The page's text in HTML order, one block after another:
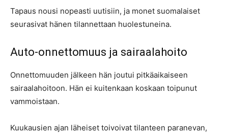
Tapaus nousi nopeasti uutisiin, ja monet suomalaiset
seurasivat hänen tilannettaan huolestuneina.
Auto-onnettomuus ja sairaalahoito
Onnettomuuden jälkeen hän joutui pitkäaikaiseen
sairaalahoitoon. Hän ei kuitenkaan koskaan toipunut
vammoistaan.
Kuukausien ajan läheiset toivoivat tilanteen paranevan,